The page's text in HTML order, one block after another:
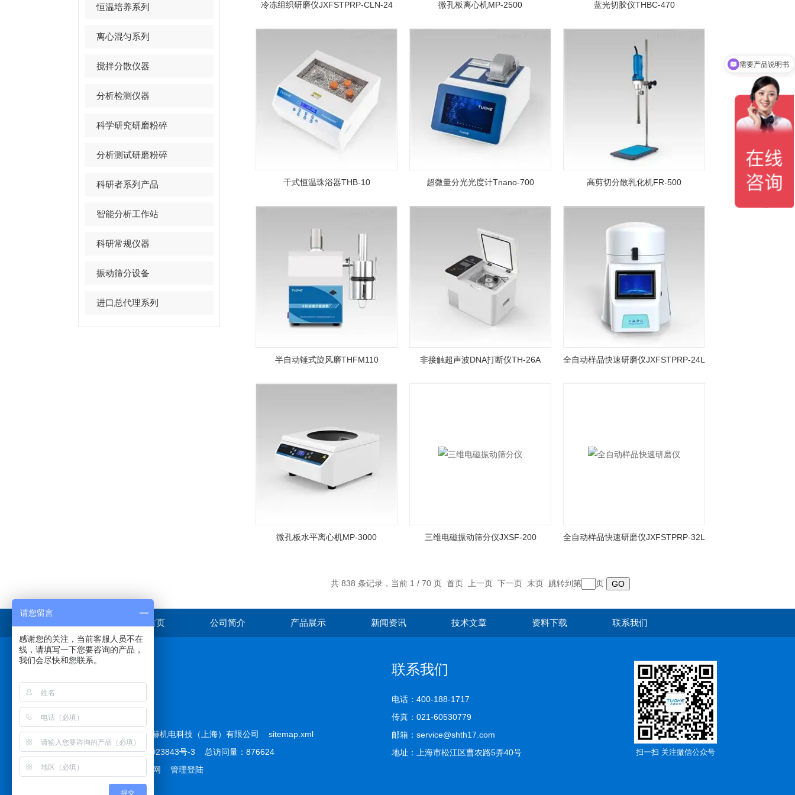
恒温培养系列
离心混匀系列
搅拌分散仪器
分析检测仪器
科学研究研磨粉碎
分析测试研磨粉碎
科研者系列产品
智能分析工作站
科研常规仪器
振动筛分设备
进口总代理系列
冷冻组织研磨仪JXFSTPRP-CLN-24 微孔板离心机MP-2500 蓝光切胶仪THBC-470
干式恒温珠浴器THB-10 超微量分光光度计Tnano-700 高剪切分散乳化机FR-500
半自动锤式旋风磨THFM110 非接触超声波DNA打断仪TH-26A 全自动样品快速研磨仪JXFSTPRP-24L
微孔板水平离心机MP-3000 三维电磁振动筛分仪JXSF-200 全自动样品快速研磨仪JXFSTPRP-32L
共 838 条记录，当前 1 / 70 页 首页 上一页 下一页 末页 跳转到第 页
首页 公司简介 产品展示 新闻资讯 技术文章 资料下载 联系我们
在线咨询
版权所有 © 2026 拓赫机电科技（上海）有限公司 sitemap.xml
备案号：沪ICP备12023843号-3 总访问量：876624
技术支持：
化工仪器网 管理登陆
联系我们
电话：400-188-1717
传真：021-60530779
邮箱：service@shth17.com
地址：上海市松江区曹农路5弄40号
扫一扫 关注微信公众号
需要产品说明书
请您留言
感谢您的关注，当前客服人员不在
线，请填写一下您要咨询的产品，
我们会尽快和您联系。
提交